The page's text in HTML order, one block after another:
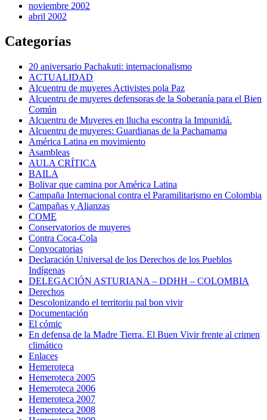
noviembre 2002
abril 2002
Categorías
20 aniversario Pachakuti: internacionalismo
ACTUALIDAD
Alcuentru de muyeres Activistes pola Paz
Alcuentru de muyeres defensoras de la Soberanía para el Bien
Común
Alcuentru de Muyeres en llucha escontra la Impunidá.
Alcuentru de muyeres: Guardianas de la Pachamama
América Latina en movimiento
Asambleas
AULA CRÍTICA
BAILA
Bolivar que camina por América Latina
Campaña Internacional contra el Paramilitarismo en Colombia
Campañas y Alianzas
COME
Conservatorios de muyeres
Contra Coca-Cola
Convocatorias
Declaración Universal de los Derechos de los Pueblos
Indígenas
DELEGACIÓN ASTURIANA – DDHH – COLOMBIA
Derechos
Descolonizando el territoriu pal bon vivir
Documentación
El cómic
En defensa de la Madre Tierra. El Buen Vivir frente al crimen
climático
Enlaces
Hemeroteca
Hemeroteca 2005
Hemeroteca 2006
Hemeroteca 2007
Hemeroteca 2008